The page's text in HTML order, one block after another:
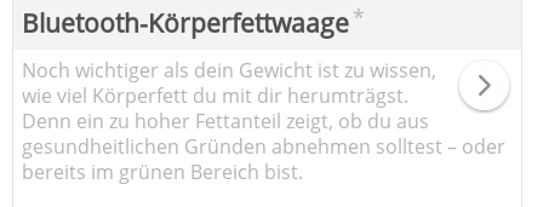
Bluetooth-Körperfettwaage*
Noch wichtiger als dein Gewicht ist zu wissen,
wie viel Körperfett du mit dir herumträgst.
Denn ein zu hoher Fettanteil zeigt, ob du aus
gesundheitlichen Gründen abnehmen solltest – oder
bereits im grünen Bereich bist.